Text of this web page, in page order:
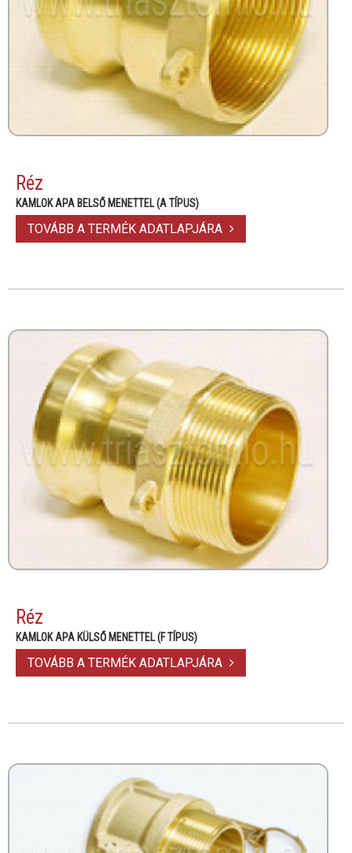
Réz
KAMLOK APA BELSŐ MENETTEL (A TÍPUS)
TOVÁBB A TERMÉK ADATLAPJÁRA
Réz
KAMLOK APA KÜLSŐ MENETTEL (F TÍPUS)
TOVÁBB A TERMÉK ADATLAPJÁRA